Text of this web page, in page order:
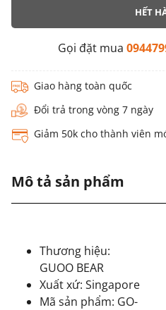
HẾT
Gọi đặt mua
Giao hàng toàn quốc
Đổi trả trong vòng 7 ngày
Giảm 50k cho thành viên
Mô tả sản phẩm
Thương hiệu:
GUOO BEAR
Xuất xứ: Singapore
Mã sản phẩm: GO-